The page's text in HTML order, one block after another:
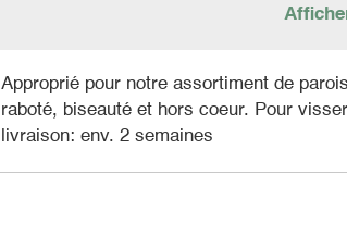
Approprié pour notre assortiment de
raboté, biseauté et hors coeur. Pour
livraison: env. 2 semaines